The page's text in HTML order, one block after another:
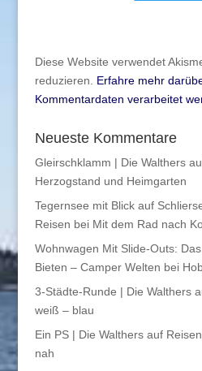
Diese Website verwendet
reduzieren. Erfahre mehr
Kommentardaten verarbeitet
Neueste Kommentare
Gleirschklamm | Die Walthers
Herzogstand und Heimgarten
Tegernsee mit Blick auf
Reisen bei Mit dem Rad nach
Wohnwagen Mit Slide-Outs:
Bieten – Camper Welten bei
3-Städte-Runde | Die Walthers
weiß – blau
Ein PS | Die Walthers auf Reisen
nah